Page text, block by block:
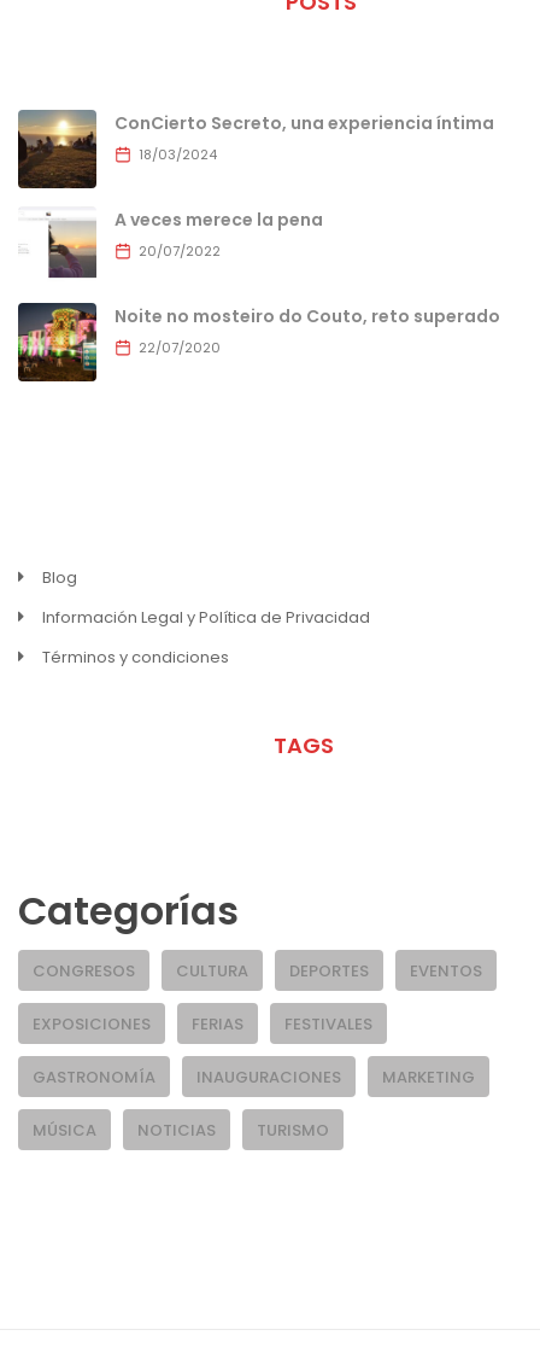
ConCierto Secreto, una experiencia íntima
18/03/2024
A veces merece la pena
20/07/2022
Noite no mosteiro do Couto, reto superado
22/07/2020
Blog
Información Legal y Política de Privacidad
Términos y condiciones
TAGS
Categorías
CONGRESOS CULTURA DEPORTES EVENTOS
EXPOSICIONES FERIAS FESTIVALES
GASTRONOMÍA INAUGURACIONES MARKETING
MÚSICA NOTICIAS TURISMO